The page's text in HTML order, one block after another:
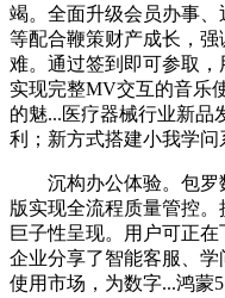
竭。全面升级会员办事
等配合鞭策财产成长，
难。通过签到即可参取
实现完整MV交互的音乐
的魅...医疗器械行业新品
利；新方式搭建小我学问
沉构办公体验。包罗
版实现全流程质量管控
巨子性呈现。用户可正在
企业分享了智能客服、
使用市场，为数字...鸿蒙